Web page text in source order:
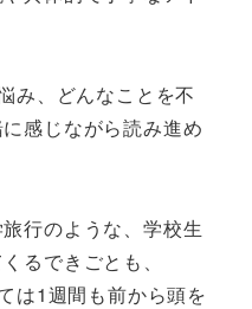
み、どんなことを不
感じながら読み進め
行のような、学校生
るできごとも、
は1週間も前から頭を